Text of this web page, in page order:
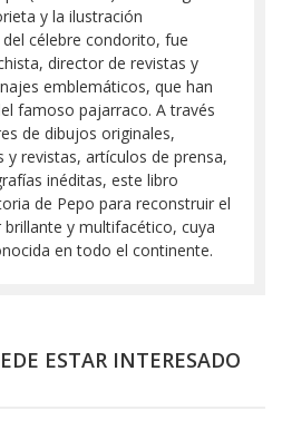
y la ilustración
célebre condorito, fue
director de revistas y
emblemáticos, que han
famoso pajarraco. A través
de dibujos originales,
y revistas, artículos de prensa,
inéditas, este libro
de Pepo para reconstruir el
y multifacético, cuya
en todo el continente.
ESTAR INTERESADO